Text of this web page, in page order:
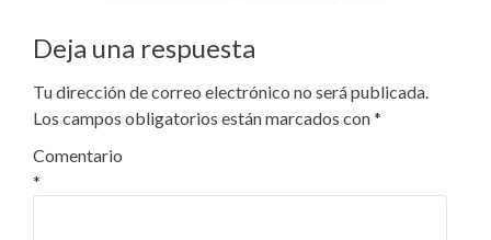
entradas
Deja una respuesta
Tu dirección de correo electrónico no será publicada.
Los campos obligatorios están marcados con*
Comentario
*